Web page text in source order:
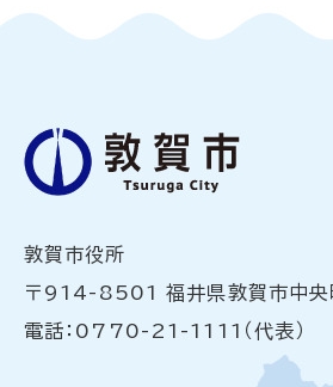
敦賀市役所
〒914-8501 福井県敦賀市中央
電話：0770-21-1111（代表）